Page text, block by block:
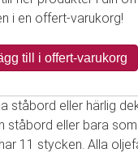
i en offert-varukorg!
till i offert-varukorg
ståbord eller härlig
ståbord eller bara
11 stycken. Alla